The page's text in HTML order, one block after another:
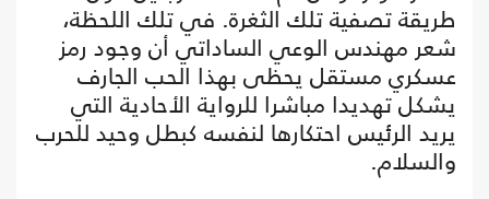
طريقة تصفية تلك الثغرة. في تلك اللحظة،
شعر مهندس الوعي الساداتي أن وجود رمز
عسكري مستقل يحظى بهذا الحب الجارف
يشكل تهديدا مباشرا للرواية الأحادية التي
يريد الرئيس احتكارها لنفسه كبطل وحيد للحرب
والسلام.